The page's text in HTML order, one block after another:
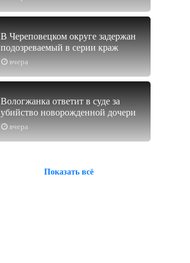
вчера
В Череповецком округе задержан
подозреваемый в серии краж
вчера
Вологжанка ответит в суде за
убийство новорожденной дочери
Показать всё